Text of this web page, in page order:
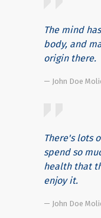
The mind
body, and
origin there.
— John Doe
There's lots
spend so
health that
enjoy it.
— John Doe